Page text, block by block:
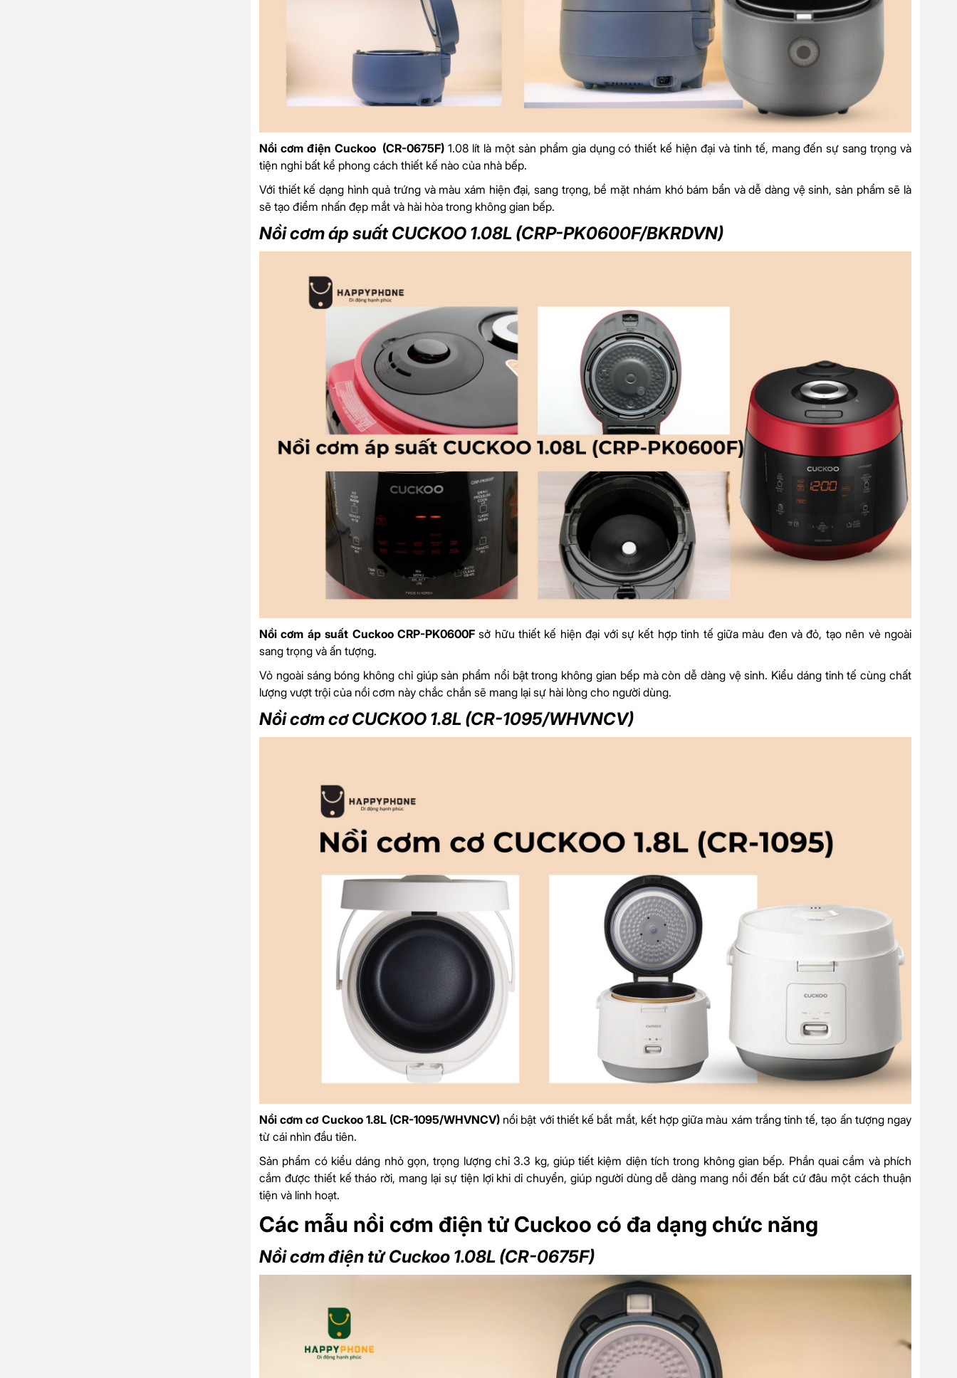
Nồi cơm điện Cuckoo (CR-0675F) 1.08 lít là một sản phẩm gia dụng có thiết kế hiện đại và tinh tế, mang đến sự sang trọng và
tiện nghi bất kể phong cách thiết kế nào của nhà bếp.
Với thiết kế dạng hình quả trứng và màu xám hiện đại, sang trọng, bề mặt nhám khó bám bẩn và dễ dàng vệ sinh, sản phẩm sẽ là
sẽ tạo điểm nhấn đẹp mắt và hài hòa trong không gian bếp.
Nồi cơm áp suất CUCKOO 1.08L (CRP-PK0600F/BKRDVN)
Nồi cơm áp suất Cuckoo CRP-PK0600Fsở hữu thiết kế hiện đại với sự kết hợp tinh tế giữa màu đen và đỏ, tạo nên vẻ ngoài
sang trọng và ấn tượng.
Vỏ ngoài sáng bóng không chỉ giúp sản phẩm nổi bật trong không gian bếp mà còn dễ dàng vệ sinh. Kiểu dáng tinh tế cùng chất
lượng vượt trội của nồi cơm này chắc chắn sẽ mang lại sự hài lòng cho người dùng.
Nồi cơm cơ CUCKOO 1.8L (CR-1095/WHVNCV)
Nồi cơm cơ Cuckoo 1.8L (CR-1095/WHVNCV) nổi bật với thiết kế bắt mắt, kết hợp giữa màu xám trắng tinh tế, tạo ấn tượng ngay
từ cái nhìn đầu tiên.
Sản phẩm có kiểu dáng nhỏ gọn, trọng lượng chỉ 3.3 kg, giúp tiết kiệm diện tích trong không gian bếp. Phần quai cầm và phích
cắm được thiết kế tháo rời, mang lại sự tiện lợi khi di chuyển, giúp người dùng dễ dàng mang nồi đến bất cứ đâu một cách thuận
tiện và linh hoạt.
Các mẫu nồi cơm điện tử Cuckoo có đa dạng chức năng
Nồi cơm điện tử Cuckoo 1.08L (CR-0675F)